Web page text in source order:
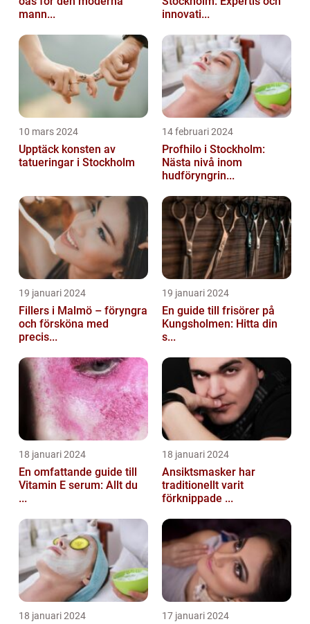
mann...
innovati...
10 mars 2024
Upptäck konsten av
tatueringar i Stockholm
14 februari 2024
Profhilo i Stockholm:
Nästa nivå inom
hudföryngrin...
19 januari 2024
Fillers i Malmö – föryngra
och försköna med
precis...
19 januari 2024
En guide till frisörer på
Kungsholmen: Hitta din
s...
18 januari 2024
En omfattande guide till
Vitamin E serum: Allt du
...
18 januari 2024
Ansiktsmasker har
traditionellt varit
förknippade ...
18 januari 2024 17 januari 2024